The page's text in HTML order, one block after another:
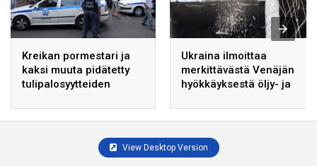
Kreikan pormestari ja
kaksi muuta pidätetty
tulipalosyytteiden
Ukraina ilmoittaa
merkittävästä Venäjän
hyökkäyksestä öljy- ja
View Desktop Version